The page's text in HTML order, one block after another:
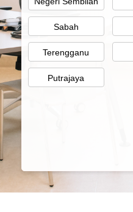
Sabah
Terengganu
Putrajaya